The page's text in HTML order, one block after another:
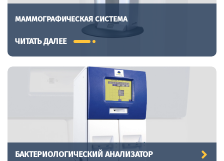
МАММОГРАФИЧЕСКАЯ СИСТЕМА
ЧИТАТЬ ДАЛЕЕ
БАКТЕРИОЛОГИЧЕСКИЙ АНАЛИЗАТОР